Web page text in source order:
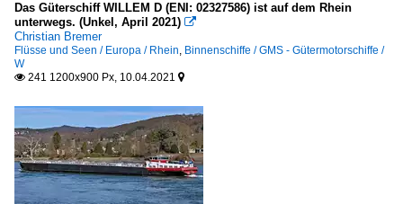
Das Güterschiff WILLEM D (ENI: 02327586) ist auf dem Rhein
unterwegs. (Unkel, April 2021) 
Christian Bremer
Flüsse und Seen / Europa / Rhein, Binnenschiffe / GMS - Gütermotorschiffe /
W
 241 1200x900 Px, 10.04.2021 